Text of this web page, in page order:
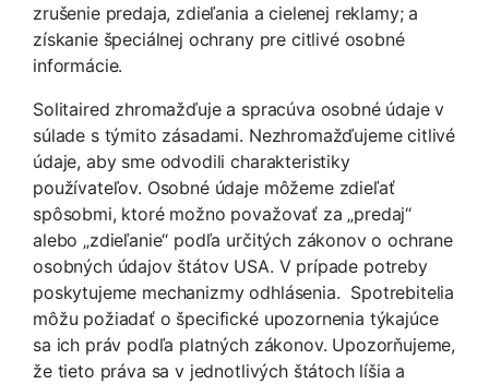
zrušenie predaja, zdieľania a cielenej reklamy; a
získanie špeciálnej ochrany pre citlivé osobné
informácie.
Solitaired zhromažďuje a spracúva osobné údaje v
súlade s týmito zásadami. Nezhromažďujeme citlivé
údaje, aby sme odvodili charakteristiky
používateľov. Osobné údaje môžeme zdieľať
spôsobmi, ktoré možno považovať za „predaj“
alebo „zdieľanie“ podľa určitých zákonov o ochrane
osobných údajov štátov USA. V prípade potreby
poskytujeme mechanizmy odhlásenia. Spotrebitelia
môžu požiadať o špecifické upozornenia týkajúce
sa ich práv podľa platných zákonov. Upozorňujeme,
že tieto práva sa v jednotlivých štátoch líšia a